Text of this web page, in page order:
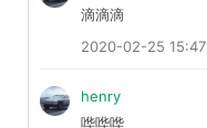
滴滴滴
2020-02-25 15:47
henry
哗哗哗